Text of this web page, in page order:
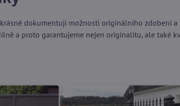
dokumentují možnosti originálního zdobení a
a proto garantujeme nejen originalitu, ale také